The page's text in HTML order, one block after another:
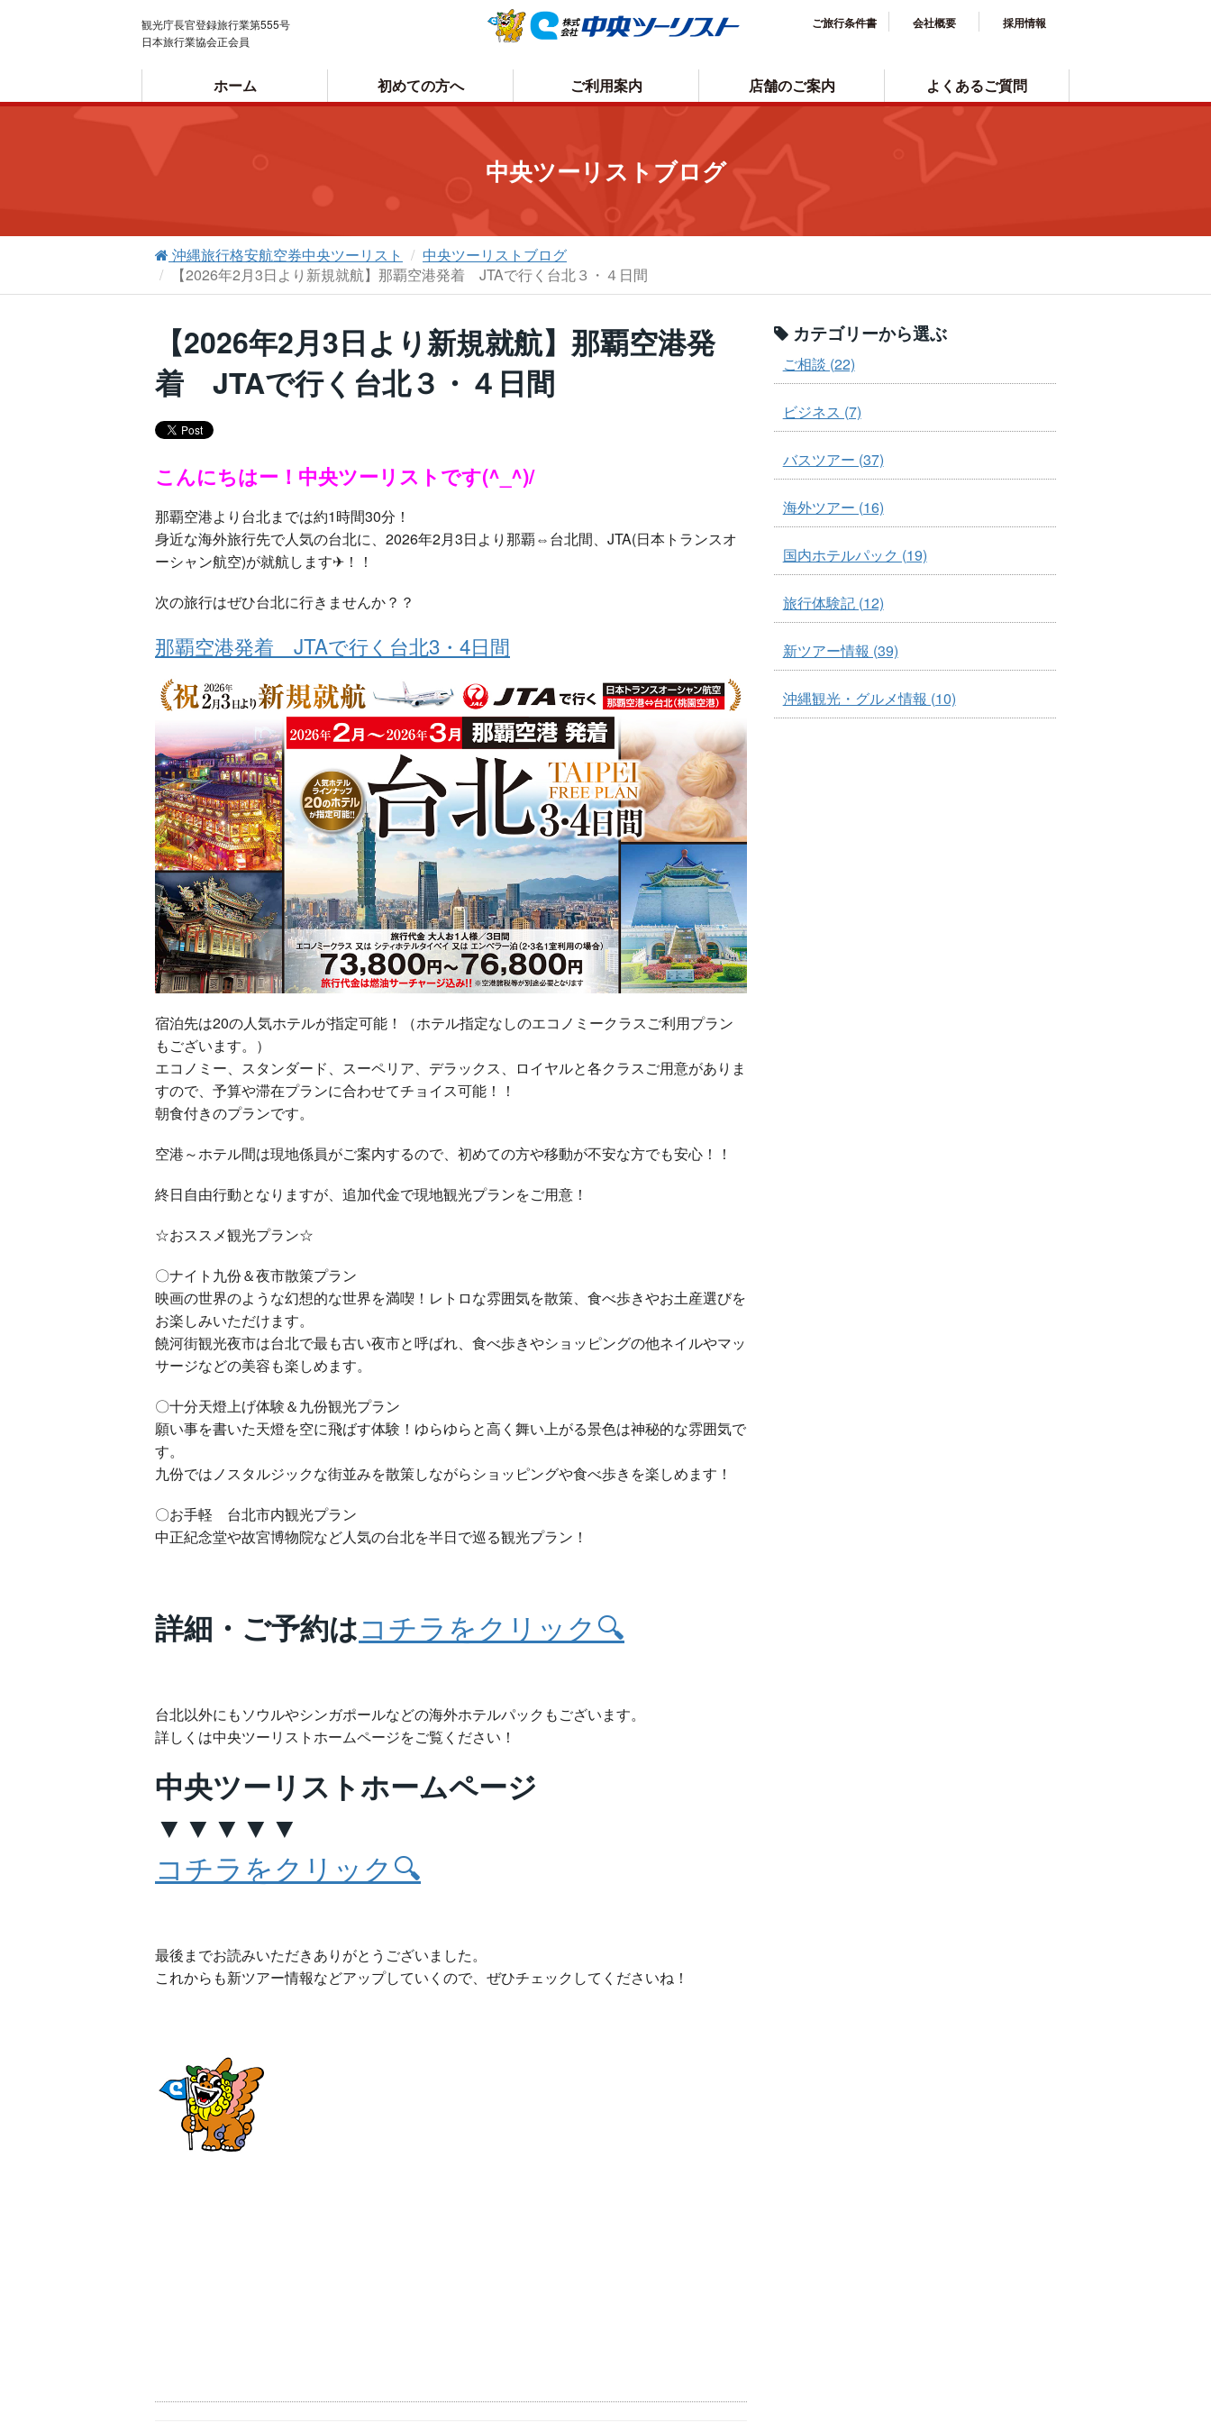
ホーム 初めての方へ ご利用案内
お申込方法について
お受取り方法について
取消手数料について
プライバシーポリシー
店舗のご案内 よくあるご質問
ご旅行条件書 会社概要 採用情報
観光庁長官登録旅行業第555号
日本旅行業協会正会員
中央ツーリストブログ
沖縄旅行格安航空券中央ツーリスト
中央ツーリストブログ
【2026年2月3日より新規就航】那覇空港発着 JTAで行く台北３・４日間
【2026年2月3日より新規就航】那覇空港発
着 JTAで行く台北３・４日間
こんにちはー！中央ツーリストです(^_^)/
那覇空港より台北までは約1時間30分！
身近な海外旅行先で人気の台北に、2026年2月3日より那覇⇔台北間、JTA(日本トランスオ
ーシャン航空)が就航します✈！！
次の旅行はぜひ台北に行きませんか？？
那覇空港発着 JTAで行く台北3・4日間
宿泊先は20の人気ホテルが指定可能！（ホテル指定なしのエコノミークラスご利用プラン
もございます。）
エコノミー、スタンダード、スーペリア、デラックス、ロイヤルと各クラスご用意がありま
すので、予算や滞在プランに合わせてチョイス可能！！
朝食付きのプランです。
空港～ホテル間は現地係員がご案内するので、初めての方や移動が不安な方でも安心！！
終日自由行動となりますが、追加代金で現地観光プランをご用意！
☆おススメ観光プラン☆
〇ナイト九份＆夜市散策プラン
映画の世界のような幻想的な世界を満喫！レトロな雰囲気を散策、食べ歩きやお土産選びを
お楽しみいただけます。
饒河街観光夜市は台北で最も古い夜市と呼ばれ、食べ歩きやショッピングの他ネイルやマッ
サージなどの美容も楽しめます。
〇十分天燈上げ体験＆九份観光プラン
願い事を書いた天燈を空に飛ばす体験！ゆらゆらと高く舞い上がる景色は神秘的な雰囲気で
す。
九份ではノスタルジックな街並みを散策しながらショッピングや食べ歩きを楽しめます！
〇お手軽 台北市内観光プラン
中正紀念堂や故宮博物院など人気の台北を半日で巡る観光プラン！
詳細・ご予約はコチラをクリック🔍
台北以外にもソウルやシンガポールなどの海外ホテルパックもございます。
詳しくは中央ツーリストホームページをご覧ください！
中央ツーリストホームページ
▼▼▼▼▼
コチラをクリック🔍
最後までお読みいただきありがとうございました。
これからも新ツアー情報などアップしていくので、ぜひチェックしてくださいね！
カテゴリーから選ぶ
ご相談 (22)
ビジネス (7)
バスツアー (37)
海外ツアー (16)
国内ホテルパック (19)
旅行体験記 (12)
新ツアー情報 (39)
沖縄観光・グルメ情報 (10)